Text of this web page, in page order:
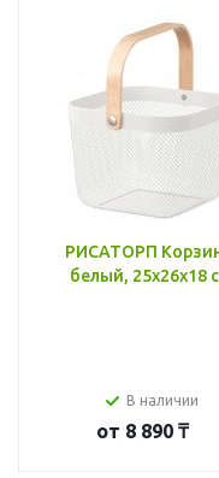
РИСАТОРП
белый, 25x26x18
В наличии
от 8 890 ₸